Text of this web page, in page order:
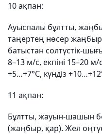
10 ақпан:
Ауыспалы бұлтты,
таңертең нөсер жаңбыр
батыстан солтүстік-
8–13 м/с, екпіні 15–20
+5…+7°С, күндіз
11 ақпан:
Бұлтты, жауын-шашын
(жаңбыр, қар). Жел